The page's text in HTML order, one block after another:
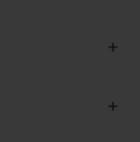
+
人情報は確実に
+